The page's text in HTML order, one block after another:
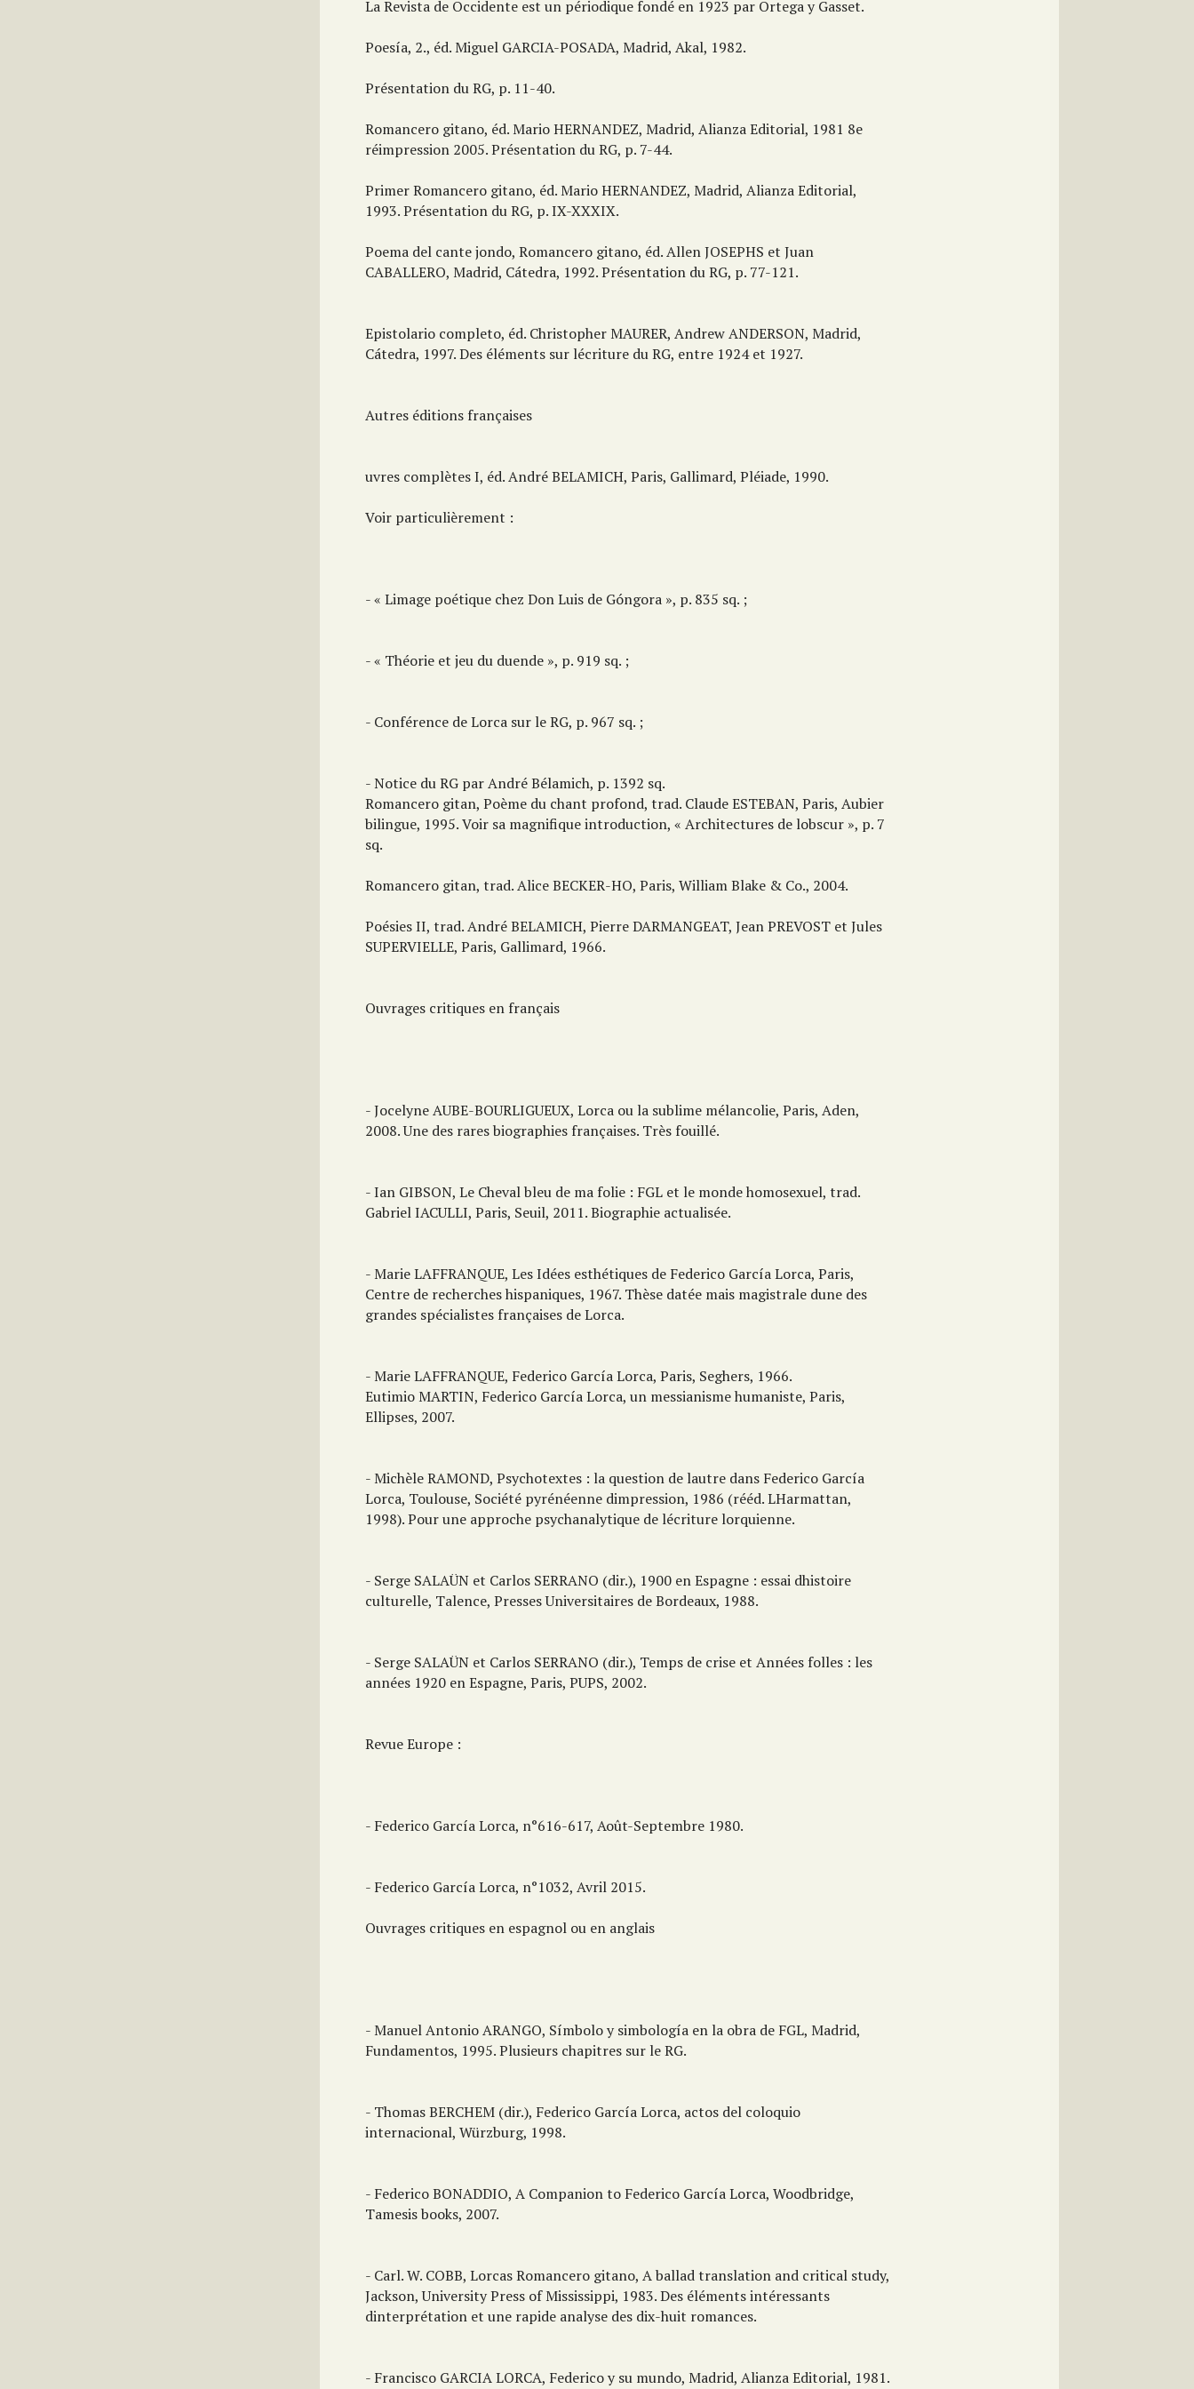
La Revista de Occidente est un périodique fondé en 1923 par Ortega y Gasset.
Poesía, 2., éd. Miguel GARCIA-POSADA, Madrid, Akal, 1982.
Présentation du RG, p. 11-40.
Romancero gitano, éd. Mario HERNANDEZ, Madrid, Alianza Editorial, 1981 8e
réimpression 2005. Présentation du RG, p. 7-44.
Primer Romancero gitano, éd. Mario HERNANDEZ, Madrid, Alianza Editorial,
1993. Présentation du RG, p. IX-XXXIX.
Poema del cante jondo, Romancero gitano, éd. Allen JOSEPHS et Juan
CABALLERO, Madrid, Cátedra, 1992. Présentation du RG, p. 77-121.
Epistolario completo, éd. Christopher MAURER, Andrew ANDERSON, Madrid,
Cátedra, 1997. Des éléments sur lécriture du RG, entre 1924 et 1927.
Autres éditions françaises
uvres complètes I, éd. André BELAMICH, Paris, Gallimard, Pléiade, 1990.
Voir particulièrement :
- « Limage poétique chez Don Luis de Góngora », p. 835 sq. ;
- « Théorie et jeu du duende », p. 919 sq. ;
- Conférence de Lorca sur le RG, p. 967 sq. ;
- Notice du RG par André Bélamich, p. 1392 sq.
Romancero gitan, Poème du chant profond, trad. Claude ESTEBAN, Paris, Aubier
bilingue, 1995. Voir sa magnifique introduction, « Architectures de lobscur », p. 7
sq.
Romancero gitan, trad. Alice BECKER-HO, Paris, William Blake & Co., 2004.
Poésies II, trad. André BELAMICH, Pierre DARMANGEAT, Jean PREVOST et Jules
SUPERVIELLE, Paris, Gallimard, 1966.
Ouvrages critiques en français
- Jocelyne AUBE-BOURLIGUEUX, Lorca ou la sublime mélancolie, Paris, Aden,
2008. Une des rares biographies françaises. Très fouillé.
- Ian GIBSON, Le Cheval bleu de ma folie : FGL et le monde homosexuel, trad.
Gabriel IACULLI, Paris, Seuil, 2011. Biographie actualisée.
- Marie LAFFRANQUE, Les Idées esthétiques de Federico García Lorca, Paris,
Centre de recherches hispaniques, 1967. Thèse datée mais magistrale dune des
grandes spécialistes françaises de Lorca.
- Marie LAFFRANQUE, Federico García Lorca, Paris, Seghers, 1966.
Eutimio MARTIN, Federico García Lorca, un messianisme humaniste, Paris,
Ellipses, 2007.
- Michèle RAMOND, Psychotextes : la question de lautre dans Federico García
Lorca, Toulouse, Société pyrénéenne dimpression, 1986 (rééd. LHarmattan,
1998). Pour une approche psychanalytique de lécriture lorquienne.
- Serge SALAÜN et Carlos SERRANO (dir.), 1900 en Espagne : essai dhistoire
culturelle, Talence, Presses Universitaires de Bordeaux, 1988.
- Serge SALAÜN et Carlos SERRANO (dir.), Temps de crise et Années folles : les
années 1920 en Espagne, Paris, PUPS, 2002.
Revue Europe :
- Federico García Lorca, n°616-617, Août-Septembre 1980.
- Federico García Lorca, n°1032, Avril 2015.
Ouvrages critiques en espagnol ou en anglais
- Manuel Antonio ARANGO, Símbolo y simbología en la obra de FGL, Madrid,
Fundamentos, 1995. Plusieurs chapitres sur le RG.
- Thomas BERCHEM (dir.), Federico García Lorca, actos del coloquio
internacional, Würzburg, 1998.
- Federico BONADDIO, A Companion to Federico García Lorca, Woodbridge,
Tamesis books, 2007.
- Carl. W. COBB, Lorcas Romancero gitano, A ballad translation and critical study,
Jackson, University Press of Mississippi, 1983. Des éléments intéressants
dinterprétation et une rapide analyse des dix-huit romances.
- Francisco GARCIA LORCA, Federico y su mundo, Madrid, Alianza Editorial, 1981.